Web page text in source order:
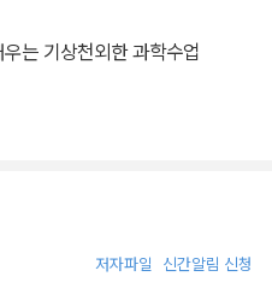
자인 및 내부 구성을 전체적으
이 되어 버린 노처녀 '전처녀 양
성급 씨, 묵을 먹다가 미끄러져
일어나는 소소한 사건들 속에 숨
는 기상천외한 과학수업
저자파일 신간알림 신청